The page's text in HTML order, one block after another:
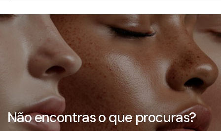
Não encontras o que procuras?